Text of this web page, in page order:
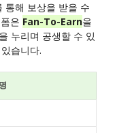
통해 보상을 받을 수
은 Fan-To-Earn을
누리며 공생할 수 있
습니다.